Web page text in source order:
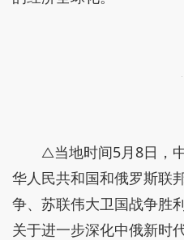
△当地时间5月8日，中
华人民共和国和俄罗斯联
争、苏联伟大卫国战争胜
关于进一步深化中俄新时